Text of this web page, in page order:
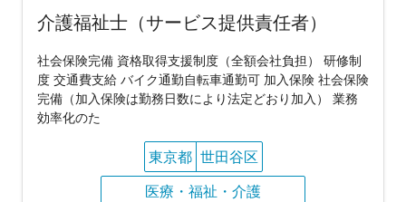
介護福祉士（サービス提供責任者）
社会保険完備 資格取得支援制度（全額会社負担） 研修制
度 交通費支給 バイク通勤自転車通勤可 加入保険 社会保険
完備（加入保険は勤務日数により法定どおり加入） 業務
効率化のた
東京都 世田谷区
医療・福祉・介護